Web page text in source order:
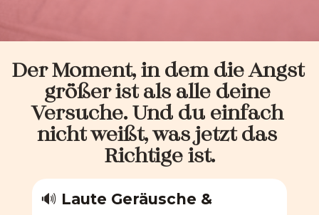
Der Moment, in dem die Angst
größer ist als alle deine
Versuche. Und du einfach
nicht weißt, was jetzt das
Richtige ist.
🔊 Laute Geräusche &